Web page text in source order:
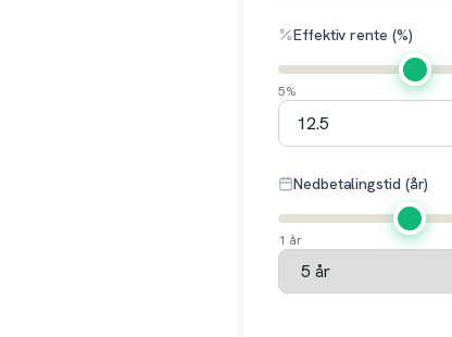
Effektiv rente (%)
5%
Nedbetalingstid (år)
1 år